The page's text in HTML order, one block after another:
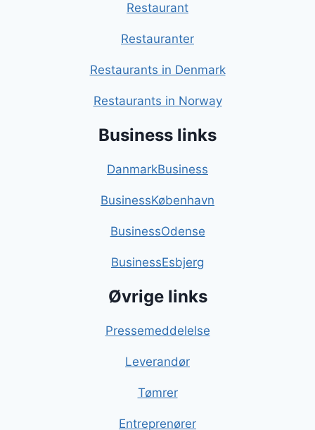
Restaurant
Restauranter
Restaurants in Denmark
Restaurants in Norway
Business links
DanmarkBusiness
BusinessKøbenhavn
BusinessOdense
BusinessEsbjerg
Øvrige links
Pressemeddelelse
Leverandør
Tømrer
Entreprenører